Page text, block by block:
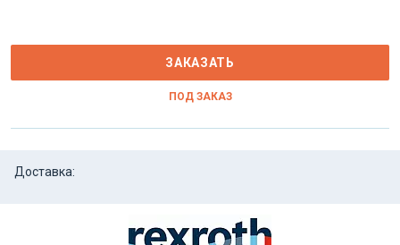
ЗАКАЗАТЬ
ПОД ЗАКАЗ
Доставка: